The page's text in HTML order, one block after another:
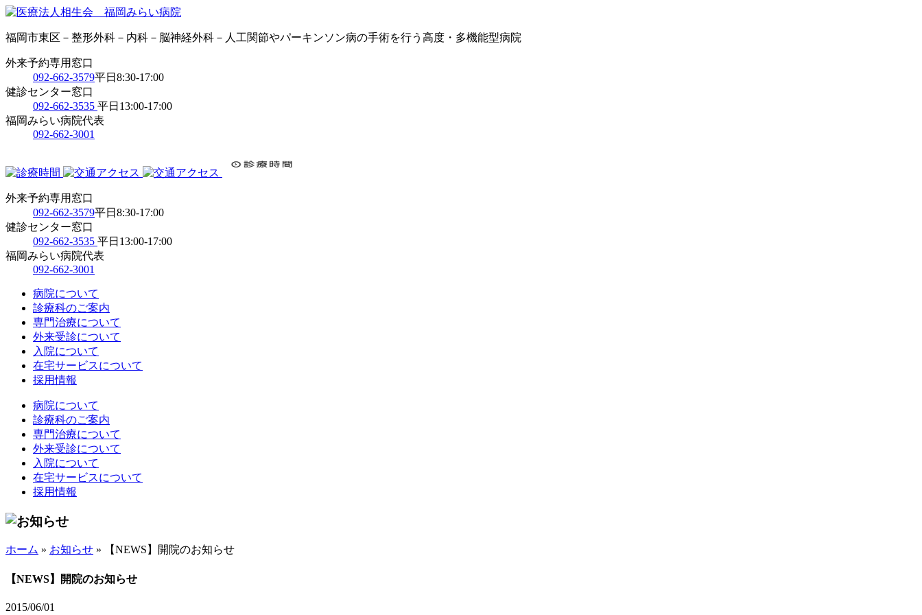
福岡市東区－整形外科－内科－脳神経外科－人工関節やパーキンソン病の手術を行う高度・多機能型病院
外来予約専用窓口
092-662-3579平日8:30-17:00
健診センター窓口
092-662-3535 平日13:00-17:00
福岡みらい病院代表
092-662-3001
外来予約専用窓口
092-662-3579平日8:30-17:00
健診センター窓口
092-662-3535 平日13:00-17:00
福岡みらい病院代表
092-662-3001
病院について
診療科のご案内
専門治療について
外来受診について
入院について
在宅サービスについて
採用情報
病院について
診療科のご案内
専門治療について
外来受診について
入院について
在宅サービスについて
採用情報
ホーム » お知らせ » 【NEWS】開院のお知らせ
【NEWS】開院のお知らせ
2015/06/01